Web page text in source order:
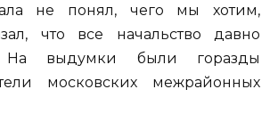
не понял, чего мы хотим,
что все начальство давно
На выдумки были горазды
московских межрайонных